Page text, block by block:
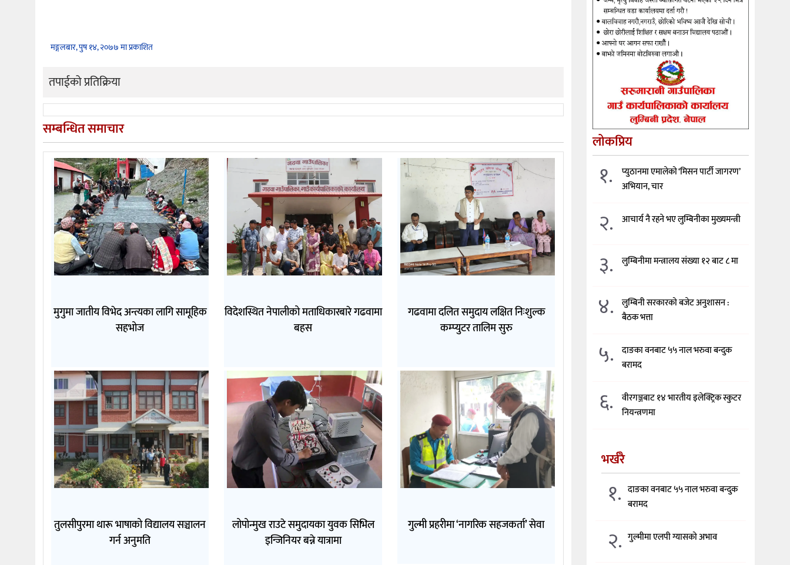
मङ्गलबार, पुष १४, २०७७ मा प्रकाशित
तपाईको प्रतिक्रिया
सम्बन्धित समाचार
मुगुमा जातीय विभेद अन्त्यका लागि सामूहिक
सहभोज
विदेशस्थित नेपालीको मताधिकारबारे गढवामा
बहस
गढवामा दलित समुदाय लक्षित निःशुल्क
कम्प्युटर तालिम सुरु
तुलसीपुरमा थारू भाषाको विद्यालय सञ्चालन
गर्न अनुमति
लोपोन्मुख राउटे समुदायका युवक सिभिल
इन्जिनियर बन्ने यात्रामा
गुल्मी प्रहरीमा ‘नागरिक सहजकर्ता’ सेवा
लोकप्रिय
१.
प्युठानमा एमालेको ‘मिसन पार्टी जागरण’
अभियान, चार
२. आचार्य नै रहने भए लुम्बिनीका मुख्यमन्त्री
३. लुम्बिनीमा मन्त्रालय संख्या १२ बाट ८ मा
४.
लुम्बिनी सरकारको बजेट अनुशासन :
बैठक भत्ता
५.
दाङका वनबाट ५५ नाल भरुवा बन्दुक
बरामद
६.
वीरगञ्जबाट १४ भारतीय इलेक्ट्रिक स्कुटर
नियन्त्रणमा
भर्खरै
१. दाङका वनबाट ५५ नाल भरुवा बन्दुक
बरामद
२. गुल्मीमा एलपी ग्यासको अभाव